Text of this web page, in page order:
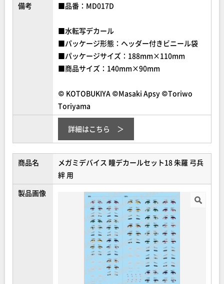
備考
■品番：MD017D
■水転写デカール
■パッケージ形態：ヘッダー付きビニール袋
■パッケージサイズ：188mm×110mm
■商品サイズ：140mm×90mm
© KOTOBUKIYA ©Masaki Apsy ©Toriwo
Toriyama
詳細はこちら
商品名
メガミデバイス 瞳デカールセット18 朱羅 弓兵
絆 用
製品画像